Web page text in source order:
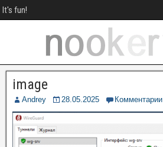
It's fun!
image
Andrey 28.05.2025 Комментарии